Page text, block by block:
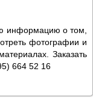
информацию о том,
фотографии и
Заказать
664 52 16